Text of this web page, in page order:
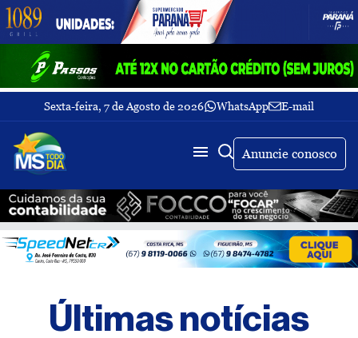
Sexta-feira, 7 de Agosto de 2026 WhatsApp E-mail
Fechar Menu
Últimas
notícias
Galeria
de
fotos
Sobre
Nós
Anuncie conosco
Buscar
Últimas notícias